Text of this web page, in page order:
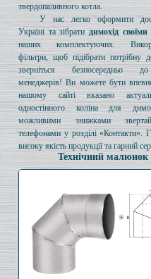
твердопаливного котла.
У нас легко оформити
Україні та зібрати димохід
наших комплектуючих.
фільтри, щоб підібрати потрібну
зверніться безпосередньо
менеджерів! Ви можете бути
нашому сайті вказано
одностінного коліна для
можливими знижками
телефонами у розділі «Контакти».
високу якість продукції та гарний
Технічний малюнок